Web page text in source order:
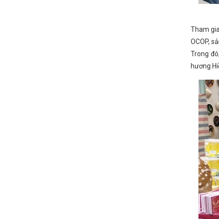
73 năm Ngày truyền thống của ngành Công Thương Việt Nam
lực bứt phá, phấn đấu hoàn thành toàn diện kế hoạch năm 2025
Huấn luyện kỹ
Hơn 21 sản phẩm cơ khí, công
Khắc phục khó khăn, đẩy nhanh tiến độ các dự
Thứ trưởng Phan Thị Thắng và đoàn công
Hà Tĩnh sắp ra mắt ứng dụng i-
học Quốc gia “Bảo tồn, phát huy giá trị di sản dân ca Ví, Giặm
Tình hình sản xuất công nghiệp tháng 02 và 02 tháng đầu năm
khí “Ngày hội tòng quân” của cả nước, sáng nay (5/3), 1.690
HỘI NGHỊ GIỮA LÃNH ĐẠO BỘ CÔNG
quảng bá, kết nối xúc tiến thương mại tại Hội chợ Thương mại và
hội thông qua Luật sửa đổi, bổ sung một số điều của Luật Sử
trên địa bàn tỉnh Hà Tĩnh trong bối cảnh xung đột tại Trung Đông
trực tuyến sản phẩm Công nghiệp nông thôn tiêu biểu và OCOP
động xúc tiến thương mại kết nối tiêu thụ sản phẩm nông nghiệp,
làm việc về phát triển pin lưu trữ năng lượng tại Công ty cổ phần
Công tác đối ngoại góp phần phát triển kinh tế - xã hội trong thời kỳ
Công Thương Hà Tĩnh tổ chức Hội nghị Kiểm điểm tập thể năm
Phó Bí thư Thường trực Tỉnh ủy Trần Thế Dũng dự Đại hội Đảng
tổ chức Hội nghị tổng kết hoạt động công đoàn năm 2024, triển
Tắt đèn hưởng ứng Giờ Trái
Tham
OCOP,
Trong
hương